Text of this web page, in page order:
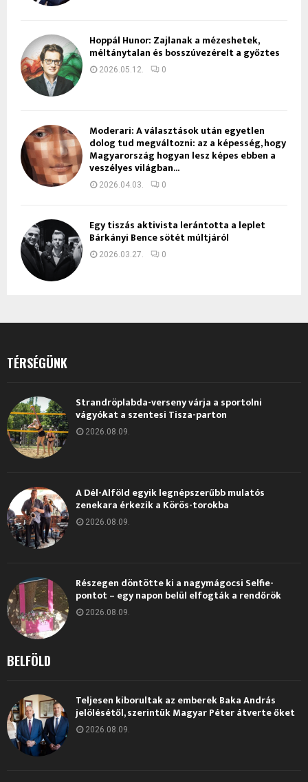
Hoppál Hunor: Zajlanak a mézeshetek,
méltánytalan és bosszúvezérelt a győztes
2026.05.12. 0
Moderari: A választások után egyetlen
dolog tud megváltozni: az a képesség, hogy
Magyarország hogyan lesz képes ebben a
veszélyes világban...
2026.04.03. 0
Egy tiszás aktivista lerántotta a leplet
Bárkányi Bence sötét múltjáról
2026.03.27. 0
TÉRSÉGÜNK
Strandröplabda-verseny várja a sportolni
vágyókat a szentesi Tisza-parton
2026.08.09.
A Dél-Alföld egyik legnépszerűbb mulatós
zenekara érkezik a Körös-torokba
2026.08.09.
Részegen döntötte ki a nagymágocsi Selfie-
pontot – egy napon belül elfogták a rendőrök
2026.08.09.
BELFÖLD
Teljesen kiborultak az emberek Baka András
jelölésétől, szerintük Magyar Péter átverte őket
2026.08.09.